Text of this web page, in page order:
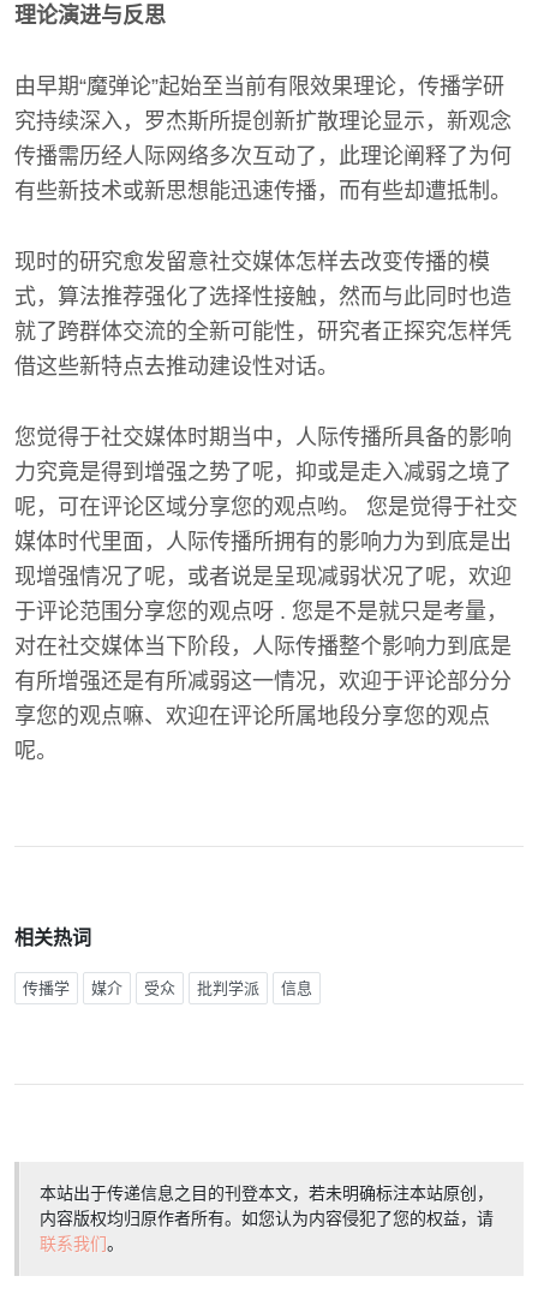
理论演进与反思
由早期“魔弹论”起始至当前有限效果理论，传播学研
究持续深入，罗杰斯所提创新扩散理论显示，新观念
传播需历经人际网络多次互动了，此理论阐释了为何
有些新技术或新思想能迅速传播，而有些却遭抵制。
现时的研究愈发留意社交媒体怎样去改变传播的模
式，算法推荐强化了选择性接触，然而与此同时也造
就了跨群体交流的全新可能性，研究者正探究怎样凭
借这些新特点去推动建设性对话。
您觉得于社交媒体时期当中，人际传播所具备的影响
力究竟是得到增强之势了呢，抑或是走入减弱之境了
呢，可在评论区域分享您的观点哟。 您是觉得于社交
媒体时代里面，人际传播所拥有的影响力为到底是出
现增强情况了呢，或者说是呈现减弱状况了呢，欢迎
于评论范围分享您的观点呀 . 您是不是就只是考量，
对在社交媒体当下阶段，人际传播整个影响力到底是
有所增强还是有所减弱这一情况，欢迎于评论部分分
享您的观点嘛、欢迎在评论所属地段分享您的观点
呢。
相关热词
传播学 媒介 受众 批判学派 信息
本站出于传递信息之目的刊登本文，若未明确标注本站原创，
内容版权均归原作者所有。如您认为内容侵犯了您的权益，请
联系我们。